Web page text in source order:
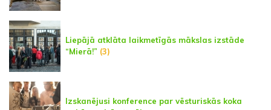
Liepājā atklāta laikmetīgās mākslas izstāde
“Mierā!” (3)
Izskanējusi konference par vēsturiskās koka